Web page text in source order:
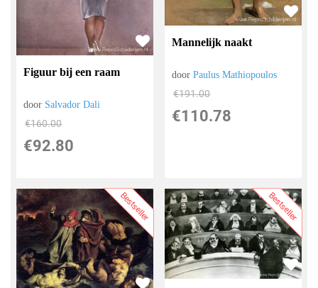
Figuur bij een raam
door Salvador Dali
€160.00
€92.80
Mannelijk naakt
doorPaulus Mathiopoulos
€191.00
€110.78
Bestseller Bestseller